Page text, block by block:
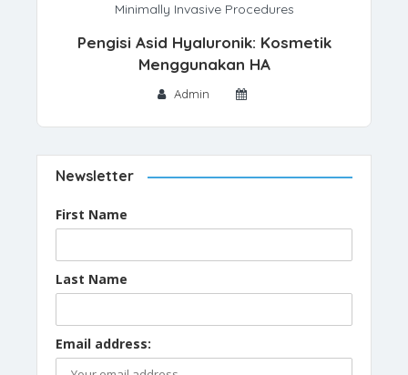
Minimally Invasive Procedures
Pengisi Asid Hyaluronik: Kosmetik
Menggunakan HA
Admin
Newsletter
First Name
Last Name
Email address: